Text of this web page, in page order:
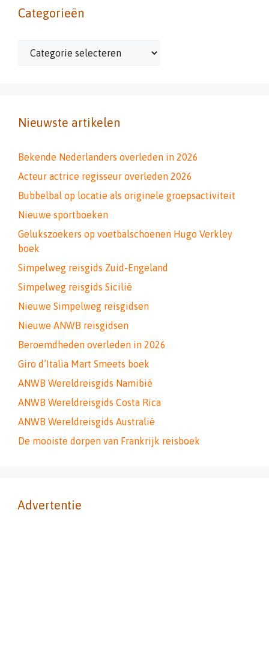
Categorieën
Categorieën
Nieuwste artikelen
Bekende Nederlanders overleden in 2026
Acteur actrice regisseur overleden 2026
Bubbelbal op locatie als originele groepsactiviteit
Nieuwe sportboeken
Gelukszoekers op voetbalschoenen Hugo Verkley
boek
Simpelweg reisgids Zuid-Engeland
Simpelweg reisgids Sicilië
Nieuwe Simpelweg reisgidsen
Nieuwe ANWB reisgidsen
Beroemdheden overleden in 2026
Giro d’Italia Mart Smeets boek
ANWB Wereldreisgids Namibië
ANWB Wereldreisgids Costa Rica
ANWB Wereldreisgids Australië
De mooiste dorpen van Frankrijk reisboek
Advertentie